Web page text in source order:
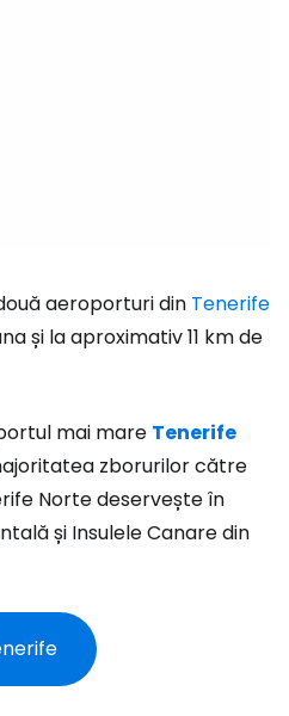
aeroporturi din Tenerife
și la aproximativ 11 km de
mai mare Tenerife
zborurilor către
Norte deservește în
și Insulele Canare din